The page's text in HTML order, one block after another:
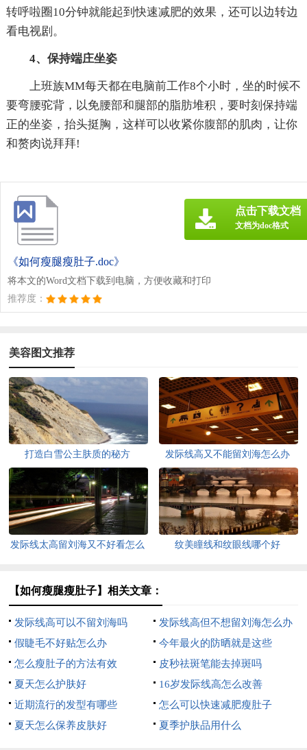
转呼啦圈10分钟就能起到快速减肥的效果，还可以边转边
看电视剧。
4、保持端庄坐姿
上班族MM每天都在电脑前工作8个小时，坐的时候不
要弯腰驼背，以免腰部和腿部的脂肪堆积，要时刻保持端
正的坐姿，抬头挺胸，这样可以收紧你腹部的肌肉，让你
和赘肉说拜拜!
《如何瘦腿瘦肚子.doc》
将本文的Word文档下载到电脑，方便收藏和打印
推荐度：
点击下载文档
文档为doc格式
美容图文推荐
打造白雪公主肤质的秘方 发际线高又不能留刘海怎么办
发际线太高留刘海又不好看怎么
纹美瞳线和纹眼线哪个好
【如何瘦腿瘦肚子】相关文章：
发际线高可以不留刘海吗
发际线高但不想留刘海怎么办
假睫毛不好贴怎么办
今年最火的防晒就是这些
怎么瘦肚子的方法有效
皮秒祛斑笔能去掉斑吗
夏天怎么护肤好
16岁发际线高怎么改善
近期流行的发型有哪些
怎么可以快速减肥瘦肚子
夏天怎么保养皮肤好
夏季护肤品用什么